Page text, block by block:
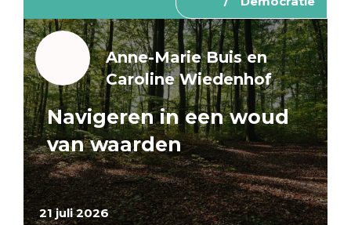
21 juli 2026
Anne-Marie Buis en
Caroline Wiedenhof
Navigeren in een woud
van waarden